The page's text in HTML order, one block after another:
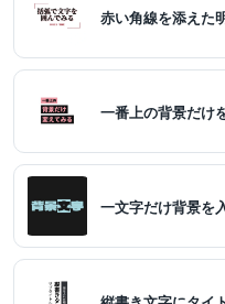
赤い角線を添えた
一番上の背景だけ
一文字だけ背景を